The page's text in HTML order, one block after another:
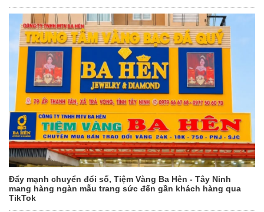
Đẩy mạnh chuyển đổi số, Tiệm Vàng Ba Hên - Tây Ninh
mang hàng ngàn mẫu trang sức đến gần khách hàng qua
TikTok